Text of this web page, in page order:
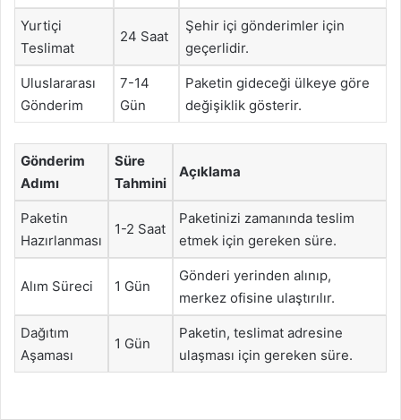
Yurtiçi
Teslimat
24 Saat
Şehir içi gönderimler için
geçerlidir.
Uluslararası
Gönderim
7-14
Gün
Paketin gideceği ülkeye göre
değişiklik gösterir.
Gönderim
Adımı
Süre
Tahmini
Açıklama
Paketin
Hazırlanması
1-2 Saat
Paketinizi zamanında teslim
etmek için gereken süre.
Alım Süreci 1 Gün
Gönderi yerinden alınıp,
merkez ofisine ulaştırılır.
Dağıtım
Aşaması
1 Gün
Paketin, teslimat adresine
ulaşması için gereken süre.